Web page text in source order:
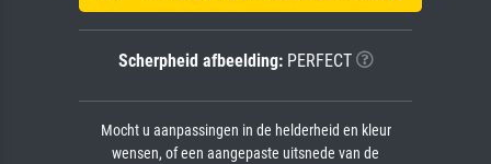
Scherpheid afbeelding:PERFECT
Mocht u aanpassingen in de helderheid en kleur
wensen, of een aangepaste uitsnede van de